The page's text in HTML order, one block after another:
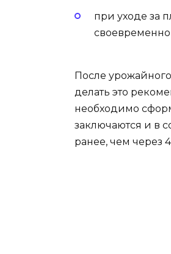
при уходе за
своевременно
После
делать это
необходимо
заключаются и в
ранее, чем через